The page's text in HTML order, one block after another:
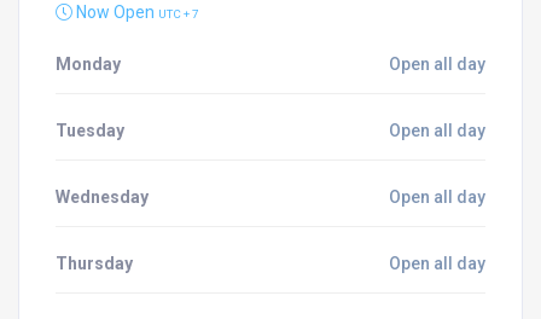
Now Open UTC + 7
Monday Open all day
Tuesday Open all day
Wednesday Open all day
Thursday Open all day